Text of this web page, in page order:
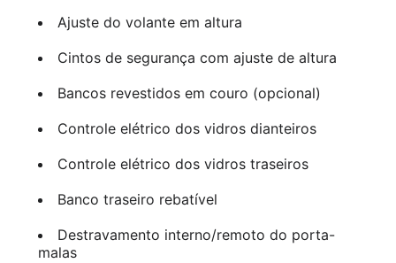
Ajuste do volante em altura
Cintos de segurança com ajuste de altura
Bancos revestidos em couro (opcional)
Controle elétrico dos vidros dianteiros
Controle elétrico dos vidros traseiros
Banco traseiro rebatível
Destravamento interno/remoto do porta-
malas